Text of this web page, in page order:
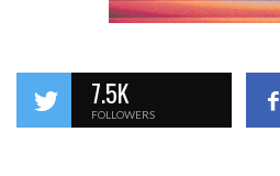
7.5K
FOLLOWERS